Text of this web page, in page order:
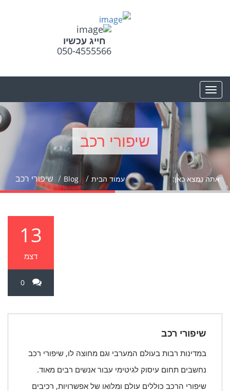
חייג עכשיו
050-4555566
שיפורי רכב
אתה נמצא כאן: עמוד הבית Blog שיפורי רכב
13
דצמ
0
שיפורי רכב
במדינות רבות בעולם המערבי וגם מחוצה לו, שיפורי רכב
נחשבים תחום עיסוק לגיטימי עבור אנשים רבים מאוד.
שיפורי הרכב כוללים עולם ומלואו של אפשרויות, רכיבים